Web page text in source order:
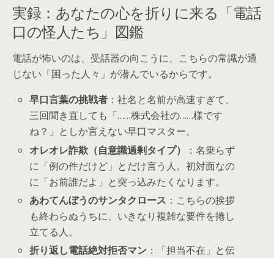
実録：あなたの心を折りに来る「電話
口の怪人たち」図鑑
電話が怖いのは、受話器の向こうに、こちらの常識が通
じない「困った人々」が潜んでいるからです。
早口言葉の挑戦者 ：社名と名前が高速すぎて、
三回聞き直しても「……株式会社の……様です
ね？」としか言えない早口マスター。
オレオレ詐欺（自意識過剰タイプ）
：名乗らず
に「例の件だけど」とだけ言う人。初対面なの
に「お前誰だよ」と突っ込みたくなります。
あわてんぼうのサンタクロース ：こちらの挨拶
も終わらぬうちに、いきなり複雑な要件を捲し
立てる人。
折り返し電話絶対拒否マン ：「担当不在」と伝